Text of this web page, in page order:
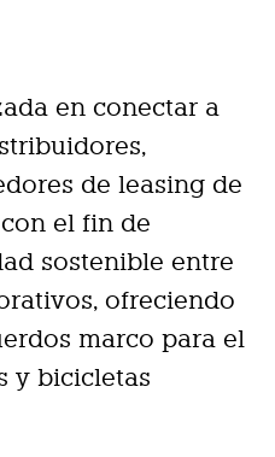
en conectar a
de leasing de
el fin de
sostenible entre
ofreciendo
marco para el
y bicicletas